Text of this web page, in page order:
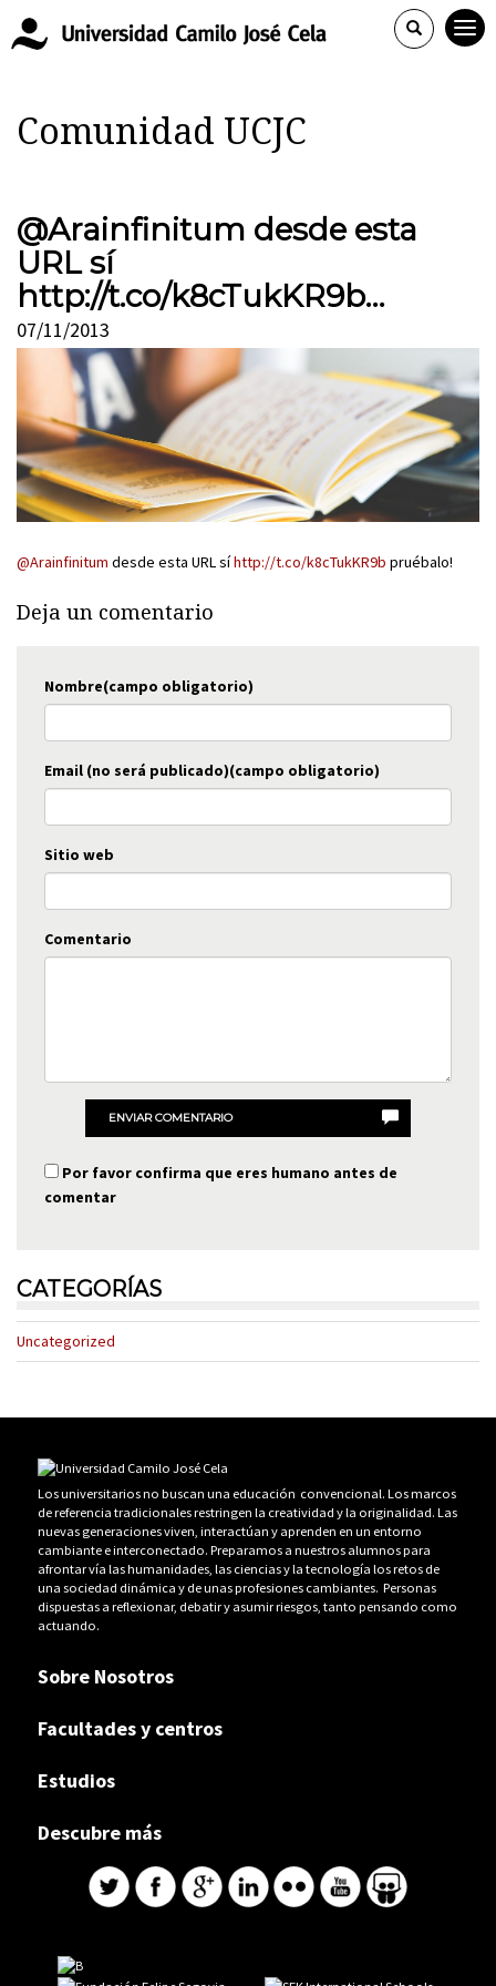
Comunidad UCJC
@Arainfinitum desde esta
URL sí
http://t.co/k8cTukKR9b…
07/11/2013
@Arainfinitum desde esta URL síhttp://t.co/k8cTukKR9b pruébalo!
Deja un comentario
Nombre(campo obligatorio)
Email (no será publicado)(campo obligatorio)
Sitio web
Comentario
ENVIAR COMENTARIO
Por favor confirma que eres humano antes de
comentar
CATEGORÍAS
Uncategorized
Los universitarios no buscan una educación convencional. Los marcos
de referencia tradicionales restringen la creatividad y la originalidad. Las
nuevas generaciones viven, interactúan y aprenden en un entorno
cambiante e interconectado. Preparamos a nuestros alumnos para
afrontar vía las humanidades, las ciencias y la tecnología los retos de
una sociedad dinámica y de unas profesiones cambiantes. Personas
dispuestas a reflexionar, debatir y asumir riesgos, tanto pensando como
actuando.
Sobre Nosotros
Facultades y centros
Estudios
Descubre más